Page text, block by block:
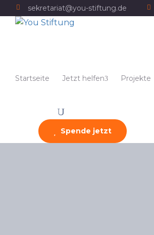
sekretariat@you-stiftung.de
Startseite Jetzt helfen Projekte
Spende jetzt